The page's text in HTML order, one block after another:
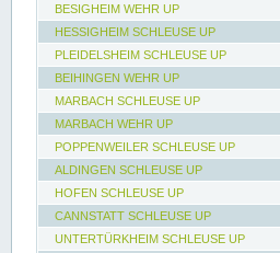
BESIGHEIM WEHR UP
HESSIGHEIM SCHLEUSE UP
PLEIDELSHEIM SCHLEUSE UP
BEIHINGEN WEHR UP
MARBACH SCHLEUSE UP
MARBACH WEHR UP
POPPENWEILER SCHLEUSE UP
ALDINGEN SCHLEUSE UP
HOFEN SCHLEUSE UP
CANNSTATT SCHLEUSE UP
UNTERTÜRKHEIM SCHLEUSE UP